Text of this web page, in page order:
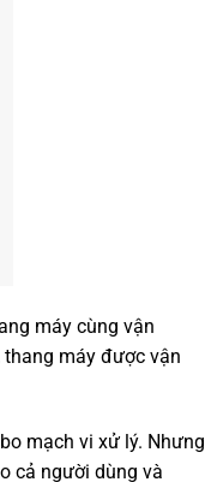
máy cùng vận
máy được vận
mạch vi xử lý. Nhưng
cả người dùng và